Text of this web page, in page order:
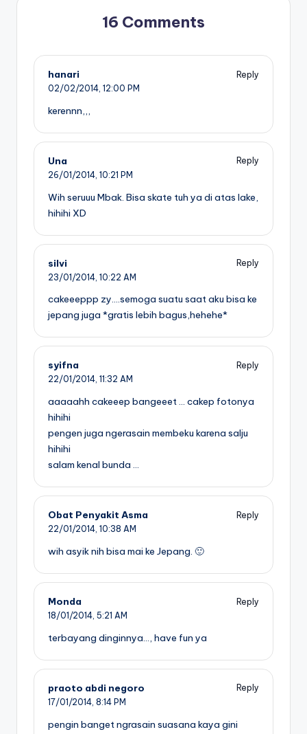
16 Comments
hanari
Reply
02/02/2014, 12:00 PM
kerennn,,,
Una
Reply
26/01/2014, 10:21 PM
Wih seruuu Mbak. Bisa skate tuh ya di atas lake,
hihihi XD
silvi
Reply
23/01/2014, 10:22 AM
cakeeeppp zy….semoga suatu saat aku bisa ke
jepang juga *gratis lebih bagus,hehehe*
syifna
Reply
22/01/2014, 11:32 AM
aaaaahh cakeeep bangeeet … cakep fotonya
hihihi
pengen juga ngerasain membeku karena salju
hihihi
salam kenal bunda …
Obat Penyakit Asma
Reply
22/01/2014, 10:38 AM
wih asyik nih bisa mai ke Jepang. 🙂
Monda
Reply
18/01/2014, 5:21 AM
terbayang dinginnya…, have fun ya
praoto abdi negoro
Reply
17/01/2014, 8:14 PM
pengin banget ngrasain suasana kaya gini